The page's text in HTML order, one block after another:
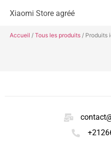
Xiaomi Store agréé
Accueil / Tous les produits / Produits